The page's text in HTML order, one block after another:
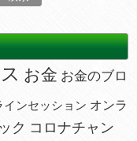
お金 お金のブロ
インセッション オンラ
ク コロナチャン